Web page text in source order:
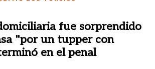
fue sorprendido
"por un tupper con
en el penal